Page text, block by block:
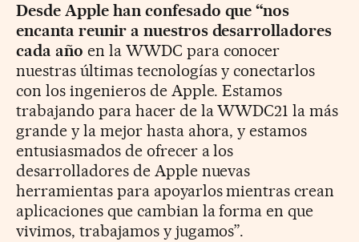
Desde Apple han confesado que “nos
encanta reunir a nuestros desarrolladores
cada año en la WWDC para conocer
nuestras últimas tecnologías y conectarlos
con los ingenieros de Apple. Estamos
trabajando para hacer de la WWDC21 la más
grande y la mejor hasta ahora, y estamos
entusiasmados de ofrecer a los
desarrolladores de Apple nuevas
herramientas para apoyarlos mientras crean
aplicaciones que cambian la forma en que
vivimos, trabajamos y jugamos”.